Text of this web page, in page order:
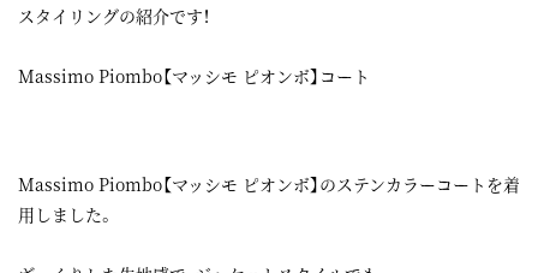
スタイリングの紹介です！
Massimo Piombo【マッシモ ピオンボ】コート
Massimo Piombo【マッシモ ピオンボ】のステンカラーコートを着
用しました。